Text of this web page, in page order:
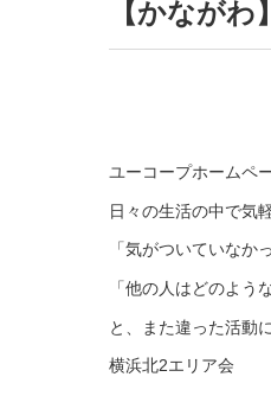
【かなが
ユーコープホームペ
日々の生活の中で気
「気がついていなか
「他の人はどのよう
と、また違った活動
横浜北2エリア会